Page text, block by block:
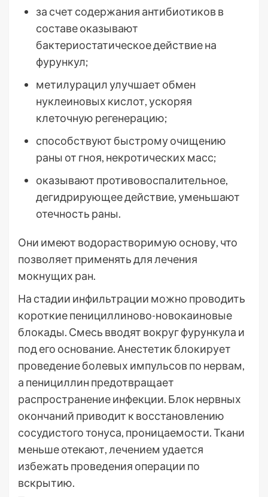
за счет содержания антибиотиков в
составе оказывают
бактериостатическое действие на
фурункул;
метилурацил улучшает обмен
нуклеиновых кислот, ускоряя
клеточную регенерацию;
способствуют быстрому очищению
раны от гноя, некротических масс;
оказывают противовоспалительное,
дегидрирующее действие, уменьшают
отечность раны.
Они имеют водорастворимую основу, что
позволяет применять для лечения
мокнущих ран.
На стадии инфильтрации можно проводить
короткие пенициллиново-новокаиновые
блокады. Смесь вводят вокруг фурункула и
под его основание. Анестетик блокирует
проведение болевых импульсов по нервам,
а пенициллин предотвращает
распространение инфекции. Блок нервных
окончаний приводит к восстановлению
сосудистого тонуса, проницаемости. Ткани
меньше отекают, лечением удается
избежать проведения операции по
вскрытию.